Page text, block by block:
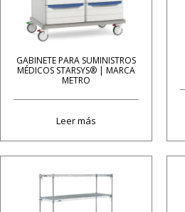
GABINETE PARA SUMINISTROS
MÉDICOS STARSYS® | MARCA
METRO
Leer más